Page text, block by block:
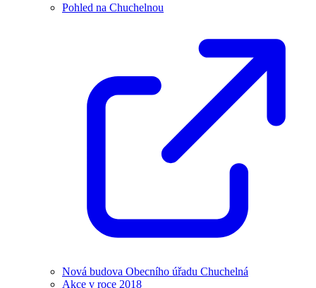
Pohled na Chuchelnou
Nová budova Obecního úřadu Chuchelná
Akce v roce 2018